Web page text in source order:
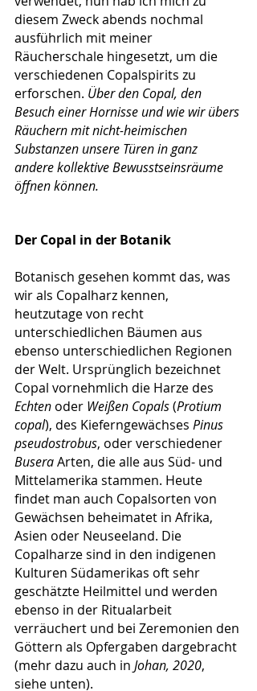
diesem Zweck abends nochmal
ausführlich mit meiner
Räucherschale hingesetzt, um die
verschiedenen Copalspirits zu
erforschen. Über den Copal, den
Besuch einer Hornisse und wie wir übers
Räuchern mit nicht-heimischen
Substanzen unsere Türen in ganz
andere kollektive Bewusstseinsräume
öffnen können.
Der Copal in der Botanik
Botanisch gesehen kommt das, was
wir als Copalharz kennen,
heutzutage von recht
unterschiedlichen Bäumen aus
ebenso unterschiedlichen Regionen
der Welt. Ursprünglich bezeichnet
Copal vornehmlich die Harze des
Echten oder Weißen Copals (Protium
copal), des Kieferngewächses Pinus
pseudostrobus, oder verschiedener
Busera Arten, die alle aus Süd- und
Mittelamerika stammen. Heute
findet man auch Copalsorten von
Gewächsen beheimatet in Afrika,
Asien oder Neuseeland. Die
Copalharze sind in den indigenen
Kulturen Südamerikas oft sehr
geschätzte Heilmittel und werden
ebenso in der Ritualarbeit
verräuchert und bei Zeremonien den
Göttern als Opfergaben dargebracht
(mehr dazu auch in Johan, 2020,
siehe unten).